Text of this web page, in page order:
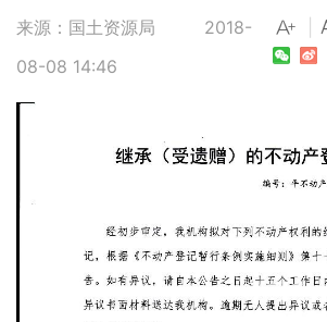
来源：国土资源局
2018-
08-08 14:46